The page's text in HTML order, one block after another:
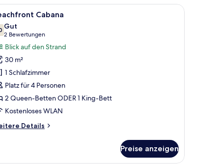
und einem Balkon mit Meerblick.Ein Hotelzimmer mit Bett, einer Couch,
9 Cabana
von 10
Gut
2 Bewertungen
(2
Bewertungen)
Blick auf den Strand
30 m²
1 Schlafzimmer
Platz für 4 Personen
2 Queen-Betten ODER 1 King-Bett
Kostenloses WLAN
Details
Preise anzeigen